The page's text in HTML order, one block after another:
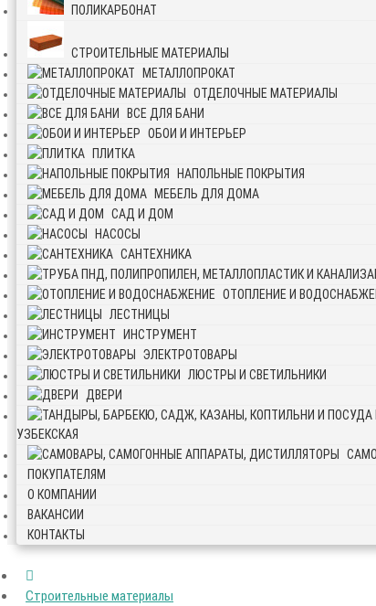
ПОЛИКАРБОНАТ
СТРОИТЕЛЬНЫЕ МАТЕРИАЛЫ
МЕТАЛЛОПРОКАТ
ОТДЕЛОЧНЫЕ МАТЕРИАЛЫ
ВСЕ ДЛЯ БАНИ
ОБОИ И ИНТЕРЬЕР
ПЛИТКА
НАПОЛЬНЫЕ ПОКРЫТИЯ
МЕБЕЛЬ ДЛЯ ДОМА
САД И ДОМ
НАСОСЫ
САНТЕХНИКА
ОТОПЛЕНИЕ И
ЛЕСТНИЦЫ
ИНСТРУМЕНТ
ЭЛЕКТРОТОВАРЫ
ЛЮСТРЫ И СВЕТИЛЬНИКИ
ДВЕРИ
УЗБЕКСКАЯ
ПОКУПАТЕЛЯМ
О КОМПАНИИ
ВАКАНСИИ
КОНТАКТЫ
Строительные материалы